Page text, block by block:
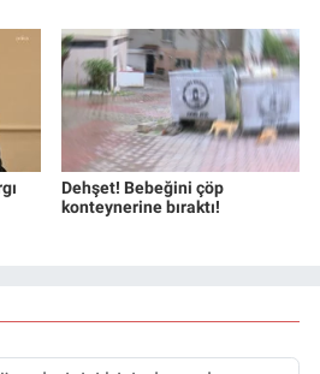
Dehşet! Bebeğini çöp
konteynerine bıraktı!